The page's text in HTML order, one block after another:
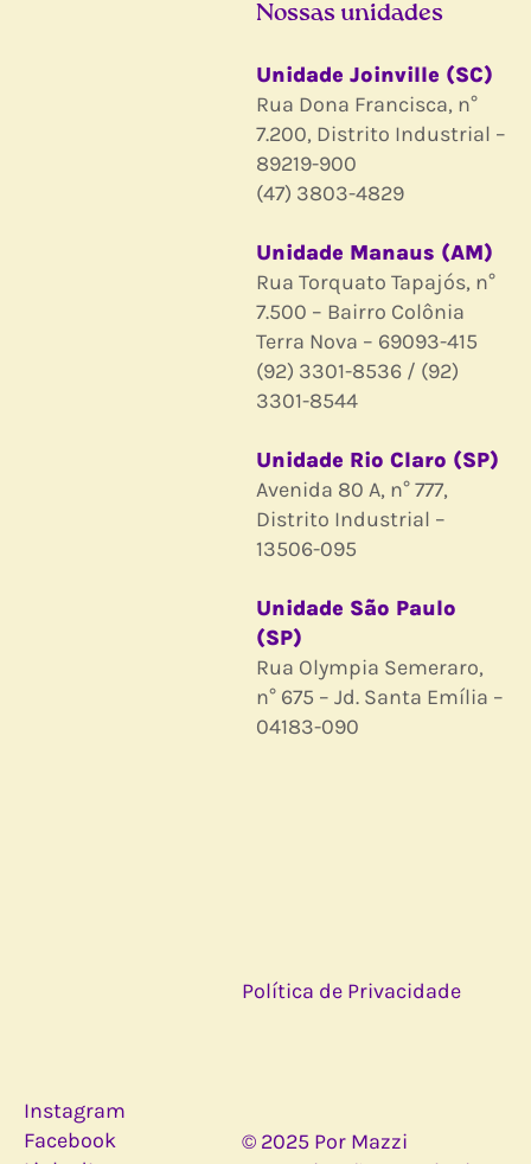
Nossas unidades
Unidade Joinville (SC)
Rua Dona Francisca, n°
7.200, Distrito Industrial –
89219-900
(47) 3803-4829
Unidade Manaus (AM)
Rua Torquato Tapajós, n°
7.500 – Bairro Colônia
Terra Nova – 69093-415
(92) 3301-8536 / (92)
3301-8544
Unidade Rio Claro (SP)
Avenida 80 A, n° 777,
Distrito Industrial –
13506-095
Unidade São Paulo
(SP)
Rua Olympia Semeraro,
n° 675 – Jd. Santa Emília –
04183-090
Política de Privacidade
Instagram
Facebook
© 2025 Por Mazzi